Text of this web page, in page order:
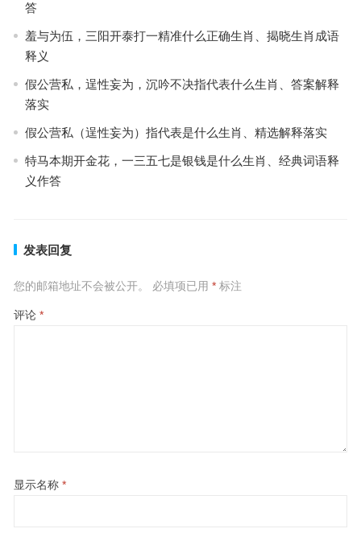
答
羞与为伍，三阳开泰打一精准什么正确生肖、揭晓生肖成语
释义
假公营私，逞性妄为，沉吟不决指代表什么生肖、答案解释
落实
假公营私（逞性妄为）指代表是什么生肖、精选解释落实
特马本期开金花，一三五七是银钱是什么生肖、经典词语释
义作答
发表回复
您的邮箱地址不会被公开。 必填项已用 *标注
评论 *
显示名称 *